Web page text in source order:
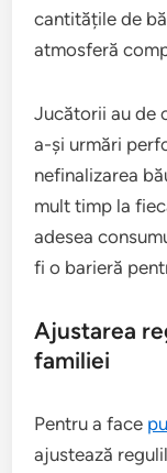
cantitățile de
atmosferă
Jucătorii au de
a-și urmări
nefinalizarea
mult timp la
adesea
fi o barieră
Ajustarea
familiei
Pentru a face
ajustează